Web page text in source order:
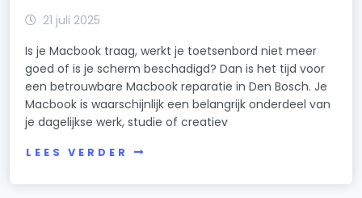
21 juli 2025
Is je Macbook traag, werkt je toetsenbord niet meer
goed of is je scherm beschadigd? Dan is het tijd voor
een betrouwbare Macbook reparatie in Den Bosch. Je
Macbook is waarschijnlijk een belangrijk onderdeel van
je dagelijkse werk, studie of creatiev
LEES VERDER